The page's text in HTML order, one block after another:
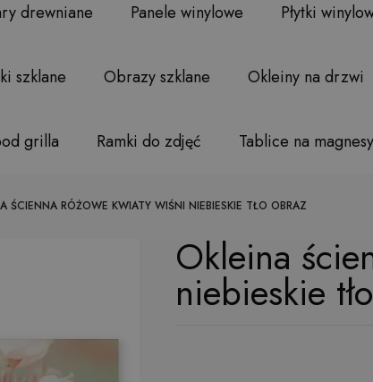
drewniane Panele winylowe Płytki
szklane Obrazy szklane Okleiny na drzwi
grilla Ramki do zdjęć Tablice na magnesy
ŚCIENNA RÓŻOWE KWIATY WIŚNI NIEBIESKIE TŁO OBRAZ
Okleina
niebieskie